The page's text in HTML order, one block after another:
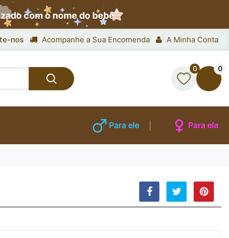
com o nome do bebê
nos Acompanhe a Sua Encomenda A Minha Conta
0 0
Para ele Para ela